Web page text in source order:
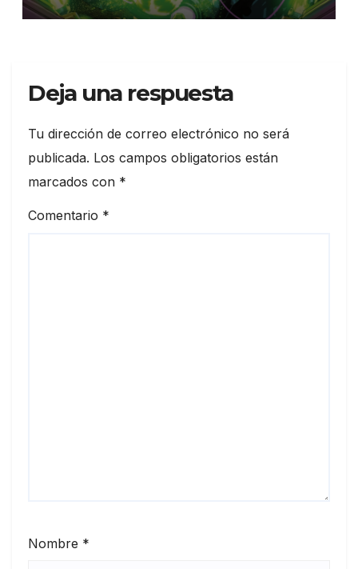
Deja una respuesta
Tu dirección de correo electrónico no será
publicada. Los campos obligatorios están
marcados con *
Comentario *
Nombre *